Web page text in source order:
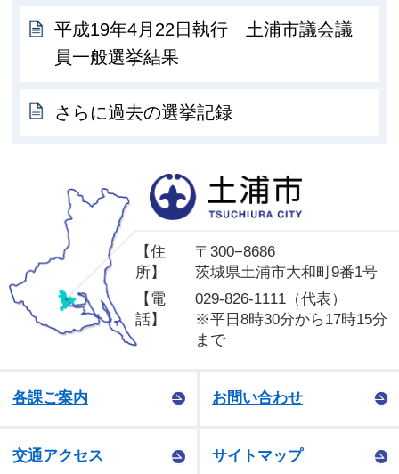
平成19年4月22日執行 土浦市議会議
員一般選挙結果
さらに過去の選挙記録
【住
所】
〒300−8686
茨城県土浦市大和町9番1号
【電
話】
029-826-1111（代表）
※平日8時30分から17時15分
まで
各課ご案内 お問い合わせ
交通アクセス サイトマップ